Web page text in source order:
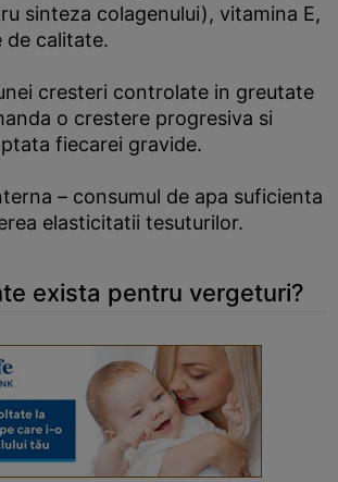
sinteza colagenului), vitamina E,
de calitate.
cresteri controlate in greutate
o crestere progresiva si
fiecarei gravide.
– consumul de apa suficienta
elasticitatii tesuturilor.
exista pentru vergeturi?